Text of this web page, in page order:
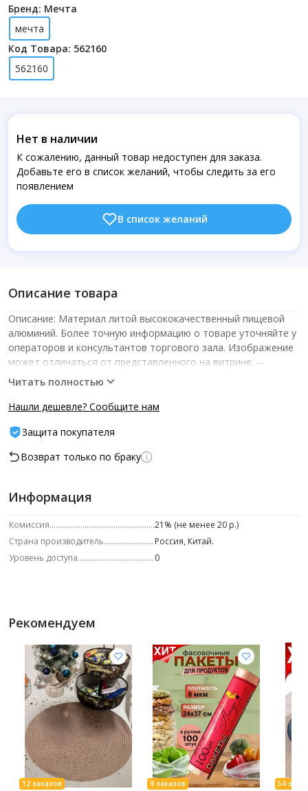
Бренд: Мечта
мечта
Код Товара: 562160
562160
Нет в наличии
К сожалению, данный товар недоступен для заказа.
Добавьте его в список желаний, чтобы следить за его
появлением
В список желаний
Описание товара
Описание: Материал литой высококачественный пищевой
алюминий. Более точную информацию о товаре уточняйте у
операторов и консультантов торгового зала. Изображение
может отличаться от представленного на витрине.­ --
Характеристики -- ед.изм.: шт шт/уп: 1
Читать полностью
Нашли дешевле? Сообщите нам
Защита покупателя
Возврат только по браку
Информация
Комиссия
21% (не менее 20 р.)
Страна производитель
Россия, Китай.
Уровень доступа
0
Рекомендуем